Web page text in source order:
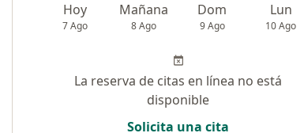
Hoy
7 Ago
Mañana
8 Ago
Dom
9 Ago
Lun
10 Ago
La reserva de citas en línea no está
disponible
Solicita una cita